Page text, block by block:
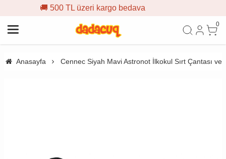
kargo bedava
0
Anasayfa Cennec Siyah Mavi Astronot İlkokul Sırt Çantası